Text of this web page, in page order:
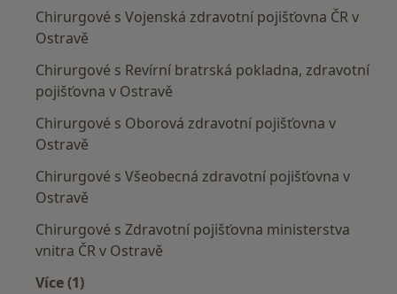
Chirurgové s Vojenská zdravotní pojišťovna ČR v
Ostravě
Chirurgové s Revírní bratrská pokladna, zdravotní
pojišťovna v Ostravě
Chirurgové s Oborová zdravotní pojišťovna v
Ostravě
Chirurgové s Všeobecná zdravotní pojišťovna v
Ostravě
Chirurgové s Zdravotní pojišťovna ministerstva
vnitra ČR v Ostravě
Více (1)